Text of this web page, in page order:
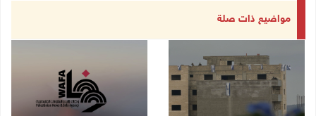
مواضيع ذات صلة